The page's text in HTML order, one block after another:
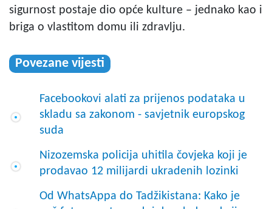
sigurnost postaje dio opće kulture – jednako kao i
briga o vlastitom domu ili zdravlju.
Povezane vijesti
Facebookovi alati za prijenos podataka u
skladu sa zakonom - savjetnik europskog
suda
Nizozemska policija uhitila čovjeka koji je
prodavao 12 milijardi ukradenih lozinki
Od WhatsAppa do Tadžikistana: Kako je